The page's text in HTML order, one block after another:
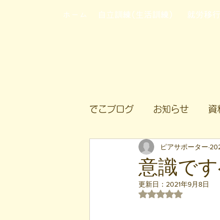
ホーム 自立訓練(生活訓練) 就労移
でこブログ お知らせ 資
意識で
ピアサポーター
更新日： 2021年9月8日
5つ星のうちNaN